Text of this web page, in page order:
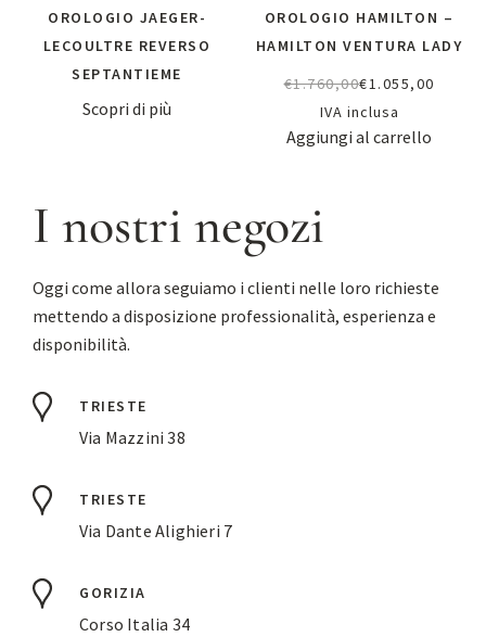
OROLOGIO JAEGER-
LECOULTRE REVERSO
SEPTANTIEME
Scopri di più
OROLOGIO HAMILTON –
HAMILTON VENTURA LADY
€1.760,00€1.055,00
IVA inclusa
Aggiungi al carrello
I nostri negozi
Oggi come allora seguiamo i clienti nelle loro richieste
mettendo a disposizione professionalità, esperienza e
disponibilità.
TRIESTE
Via Mazzini 38
TRIESTE
Via Dante Alighieri 7
GORIZIA
Corso Italia 34